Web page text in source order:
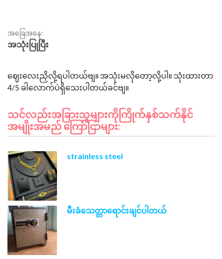
အခြေအနေ:
အသုံးပြုပြီး
ဈေးလေးညှိလို့ရပါတယ်ဗျ။ အသုံးမလိုတော့လို့ပါ။ သုံးထားတာ
သင်လည်းအခြားသူများကိုကြိုက်နှစ်သက်နိုင်
အမျိုးအမည် ကြော်ငြာများ:
strainless steel
မီးခံသေတ္တာရောင်းချင်ပါတယ်